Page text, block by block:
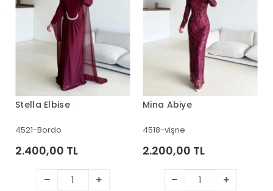
Stella Elbise
4521-Bordo
2.400,00 TL
Mina Abiye
4518-vişne
2.200,00 TL